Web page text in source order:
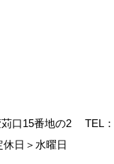
苅口15番地の2 TEL：
休日＞水曜日